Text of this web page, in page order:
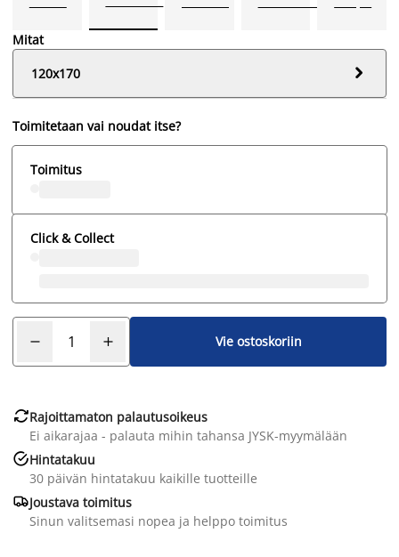
Mitat
120x170

Toimitetaan vai noudat itse?
Toimitus
Click & Collect
Vie ostoskoriin
Rajoittamaton palautusoikeus
Ei aikarajaa - palauta mihin tahansa JYSK-myymälään
Hintatakuu
30 päivän hintatakuu kaikille tuotteille
Joustava toimitus
Sinun valitsemasi nopea ja helppo toimitus